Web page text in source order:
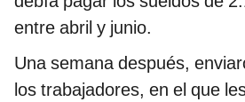
entre abril y junio.
Una semana después,
los trabajadores, en el que